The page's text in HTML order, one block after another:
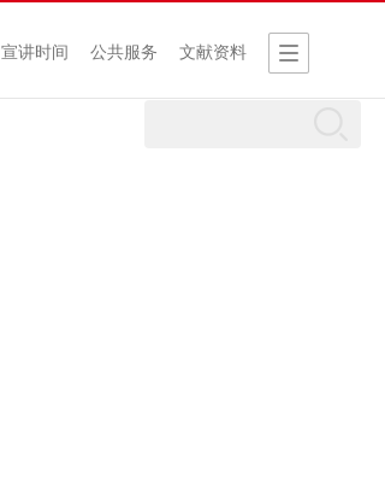
宣讲时间 公共服务 文献资料